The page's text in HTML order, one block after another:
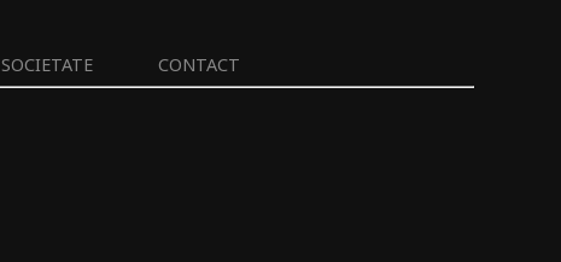
SOCIETATE CONTACT